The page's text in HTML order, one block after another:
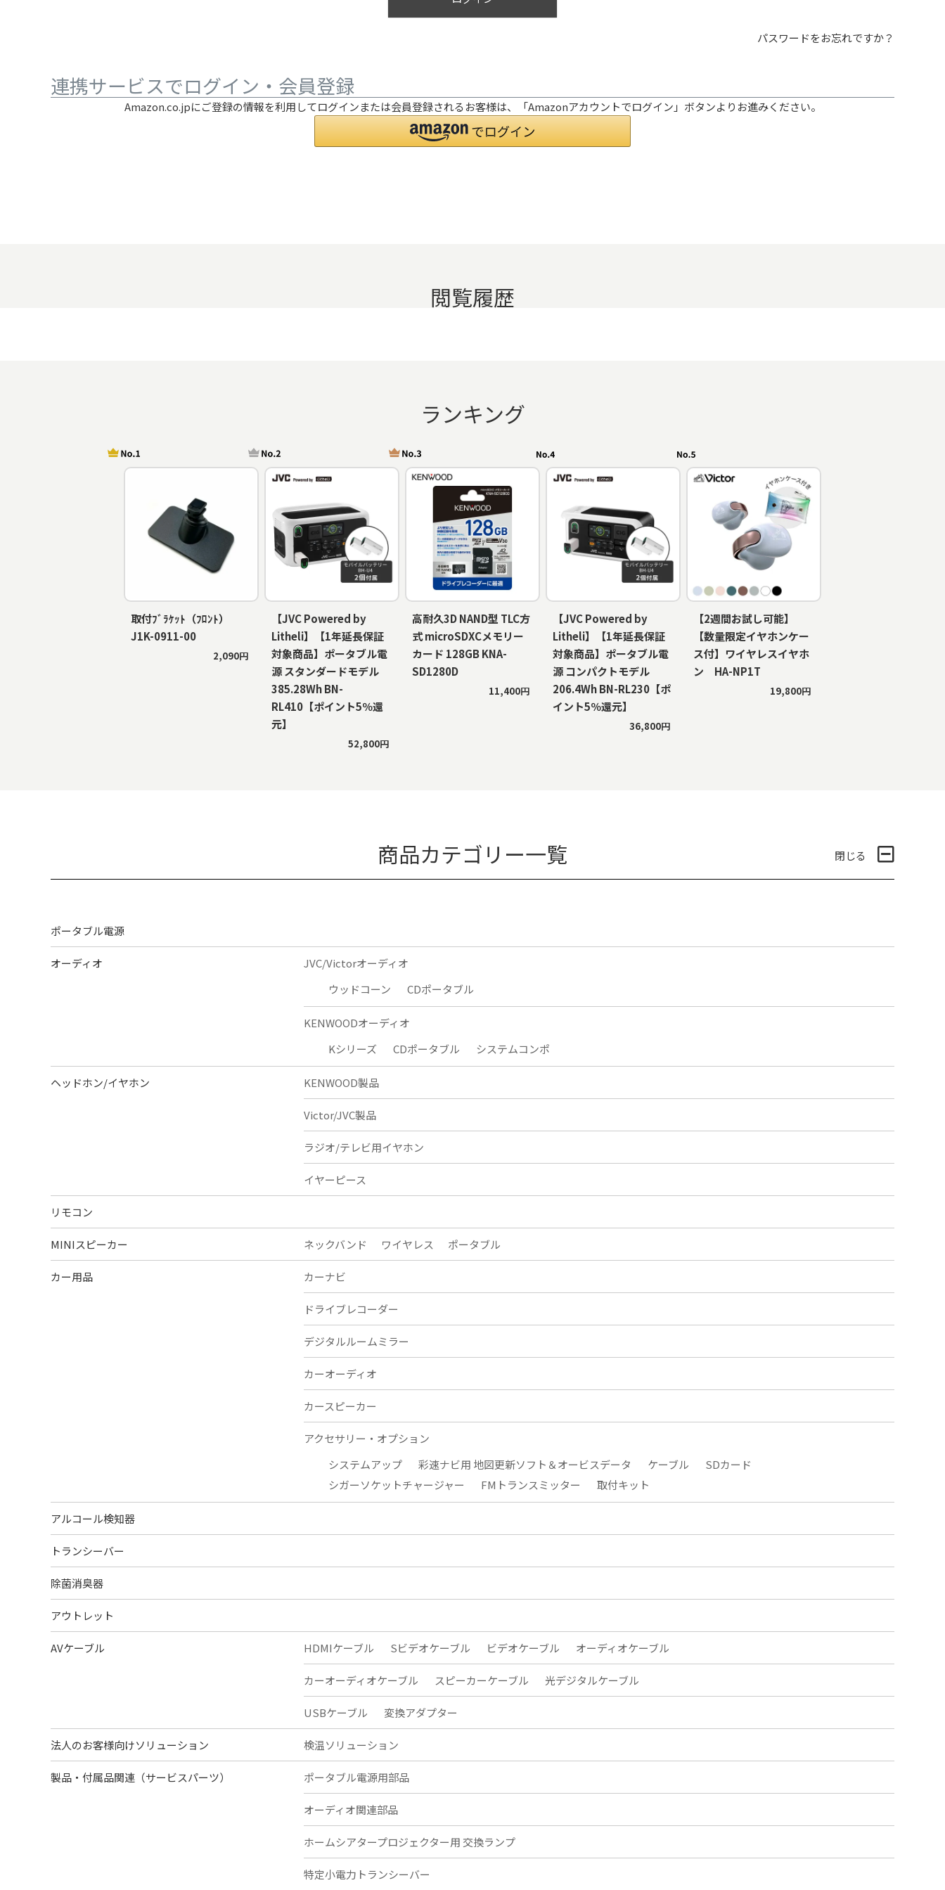
パスワードをお忘れですか？
連携サービスでログイン・会員登録
Amazon.co.jpにご登録の情報を利用してログインまたは会員登録されるお客様は、「Amazonアカウントでログイン」ボタンよりお進みください。
閲覧履歴
ランキング
取付ﾌﾞﾗｹｯﾄ（ﾌﾛﾝﾄ）
J1K-0911-00
2,090円
【JVC Powered by
Litheli】【1年延長保証
対象商品】ポータブル電
源 スタンダードモデル
385.28Wh BN-
RL410【ポイント5％還
元】
52,800円
高耐久3D NAND型 TLC方
式 microSDXCメモリー
カード 128GB KNA-
SD1280D
11,400円
【JVC Powered by
Litheli】【1年延長保証
対象商品】ポータブル電
源 コンパクトモデル
206.4Wh BN-RL230【ポ
イント5％還元】
36,800円
【2週間お試し可能】
【数量限定イヤホンケー
ス付】ワイヤレスイヤホ
ン HA-NP1T
19,800円
商品カテゴリー一覧
ポータブル電源
オーディオ
JVC/Victorオーディオ
ウッドコーン
CDポータブル
KENWOODオーディオ
Kシリーズ
CDポータブル システムコンポ
ヘッドホン/イヤホン KENWOOD製品
Victor/JVC製品
ラジオ/テレビ用イヤホン
イヤーピース
リモコン
MINIスピーカー ネックバンド ワイヤレス ポータブル
カー用品 カーナビ
ドライブレコーダー
デジタルルームミラー
カーオーディオ
カースピーカー
アクセサリー・オプション
システムアップ
彩速ナビ用 地図更新ソフト＆オービスデータ ケーブル
SDカード
シガーソケットチャージャー
FMトランスミッター 取付キット
アルコール検知器
トランシーバー
除菌消臭器
アウトレット
AVケーブル HDMIケーブル Sビデオケーブル ビデオケーブル オーディオケーブル
カーオーディオケーブル スピーカーケーブル 光デジタルケーブル
USBケーブル 変換アダプター
法人のお客様向けソリューション 検温ソリューション
製品・付属品関連（サービスパーツ） ポータブル電源用部品
オーディオ関連部品
ホームシアタープロジェクター用 交換ランプ
特定小電力トランシーバー